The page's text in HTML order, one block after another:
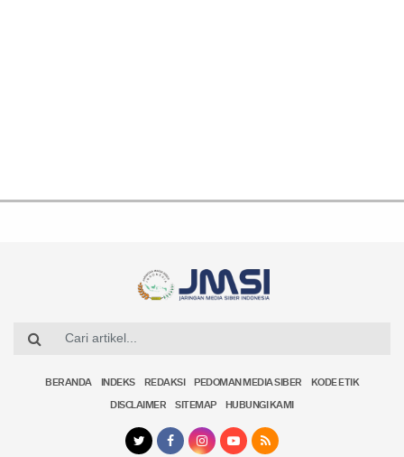
BERANDA INDEKS REDAKSI PEDOMAN MEDIA SIBER KODE ETIK
DISCLAIMER SITEMAP HUBUNGI KAMI